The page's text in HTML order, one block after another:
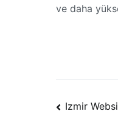
ve daha
YazıIzmir